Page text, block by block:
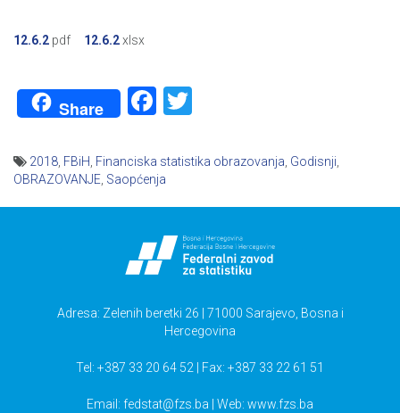
12.6.2 pdf 12.6.2xlsx
Share Facebook
2018 FBiH Financiska statistika obrazovanja Godisnji
OBRAZOVANJE Saopćenja
Adresa: Zelenih beretki 26 | 71000 Sarajevo, Bosna i
Hercegovina
Tel: +387 33 20 64 52 | Fax: +387 33 22 61 51
Email: fedstat@fzs.ba | Web: www.fzs.ba